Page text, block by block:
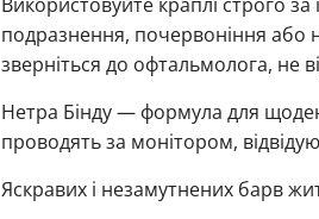
подразнення, почервоніння або
зверніться до офтальмолога, не
Нетра Бінду — формула для
проводять за монітором,
Яскравих і незамутнених барв